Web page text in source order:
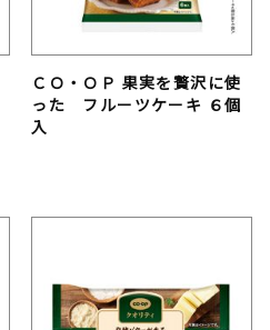
ＣＯ・ＯＰ 果実を贅沢に使
った フルーツケーキ ６個
入